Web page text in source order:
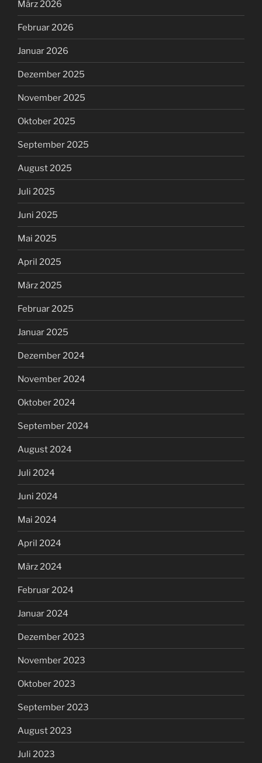
März 2026
Februar 2026
Januar 2026
Dezember 2025
November 2025
Oktober 2025
September 2025
August 2025
Juli 2025
Juni 2025
Mai 2025
April 2025
März 2025
Februar 2025
Januar 2025
Dezember 2024
November 2024
Oktober 2024
September 2024
August 2024
Juli 2024
Juni 2024
Mai 2024
April 2024
März 2024
Februar 2024
Januar 2024
Dezember 2023
November 2023
Oktober 2023
September 2023
August 2023
Juli 2023